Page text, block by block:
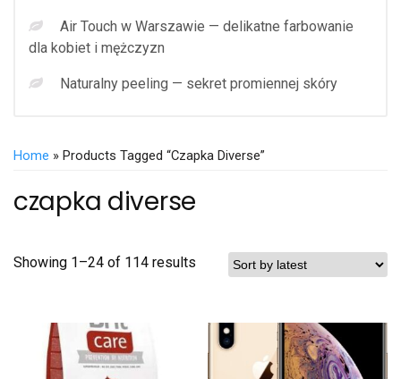
Air Touch w Warszawie — delikatne farbowanie
dla kobiet i mężczyzn
Naturalny peeling — sekret promiennej skóry
Home » Products Tagged “czapka Diverse”
czapka diverse
Showing 1–24 of 114 results